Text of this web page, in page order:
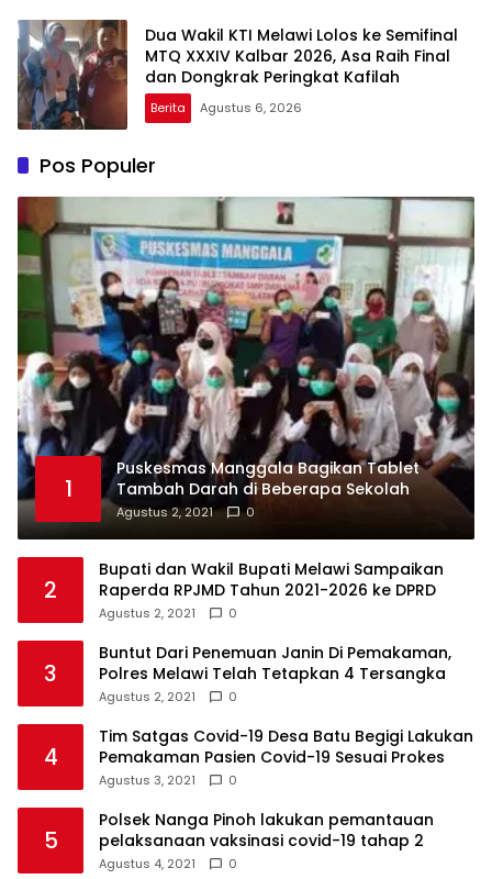
Dua Wakil KTI Melawi Lolos ke Semifinal
MTQ XXXIV Kalbar 2026, Asa Raih Final
dan Dongkrak Peringkat Kafilah
Berita Agustus 6, 2026
Pos Populer
1
Puskesmas Manggala Bagikan Tablet
Tambah Darah di Beberapa Sekolah
Agustus 2, 2021 0
2
Bupati dan Wakil Bupati Melawi Sampaikan
Raperda RPJMD Tahun 2021-2026 ke DPRD
Agustus 2, 2021 0
3
Buntut Dari Penemuan Janin Di Pemakaman,
Polres Melawi Telah Tetapkan 4 Tersangka
Agustus 2, 2021 0
4
Tim Satgas Covid-19 Desa Batu Begigi Lakukan
Pemakaman Pasien Covid-19 Sesuai Prokes
Agustus 3, 2021 0
5
Polsek Nanga Pinoh lakukan pemantauan
pelaksanaan vaksinasi covid-19 tahap 2
Agustus 4, 2021 0